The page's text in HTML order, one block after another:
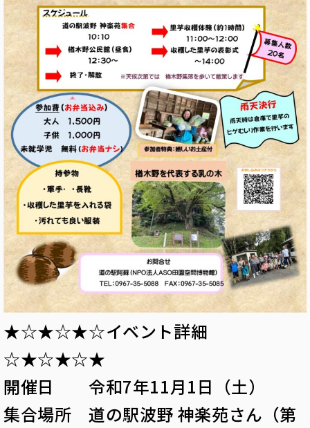
★☆★☆★☆イベント詳細
☆★☆★☆★
開催日 令和7年11月1日（土）
集合場所 道の駅波野 神楽苑さん（第